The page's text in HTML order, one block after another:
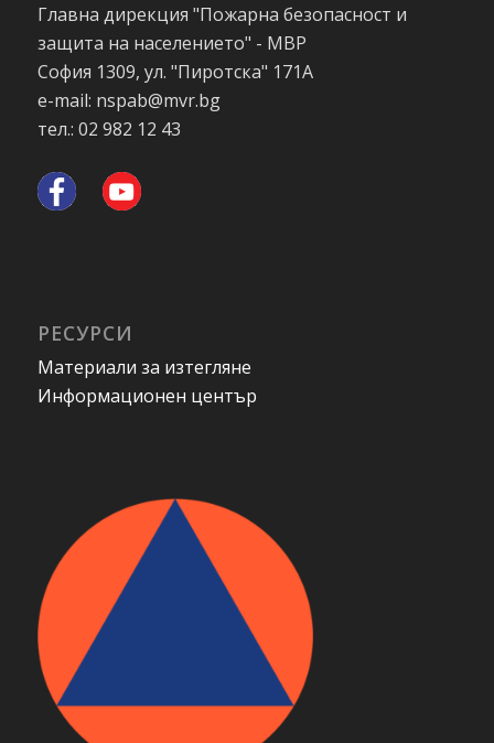
Главна дирекция "Пожарна безопасност и
защита на населението" - МВР
София 1309, ул. "Пиротска" 171А
e-mail: nspab@mvr.bg
тел.: 02 982 12 43
РЕСУРСИ
Материали за изтегляне
Информационен център